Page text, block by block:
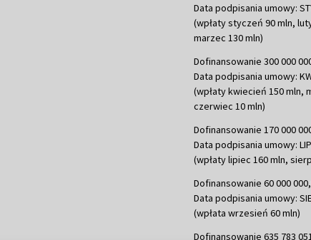
Data podpisania umowy:
(wpłaty styczeń 90 mln,
marzec 130 mln)
Dofinansowanie 300 000
Data podpisania umowy:
(wpłaty kwiecień 150 mln,
czerwiec 10 mln)
Dofinansowanie 170 000
Data podpisania umowy:
(wpłaty lipiec 160 mln,
Dofinansowanie 60 000
Data podpisania umowy:
(wpłata wrzesień 60 mln)
Dofinansowanie 635 783